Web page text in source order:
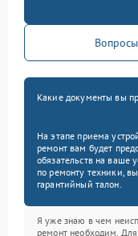
Какие документы вы
На этапе приема
ремонт вам будет
обязательств на ваше
по ремонту техники,
гарантийный талон.
Я уже знаю в чем
ремонт необходим. Для